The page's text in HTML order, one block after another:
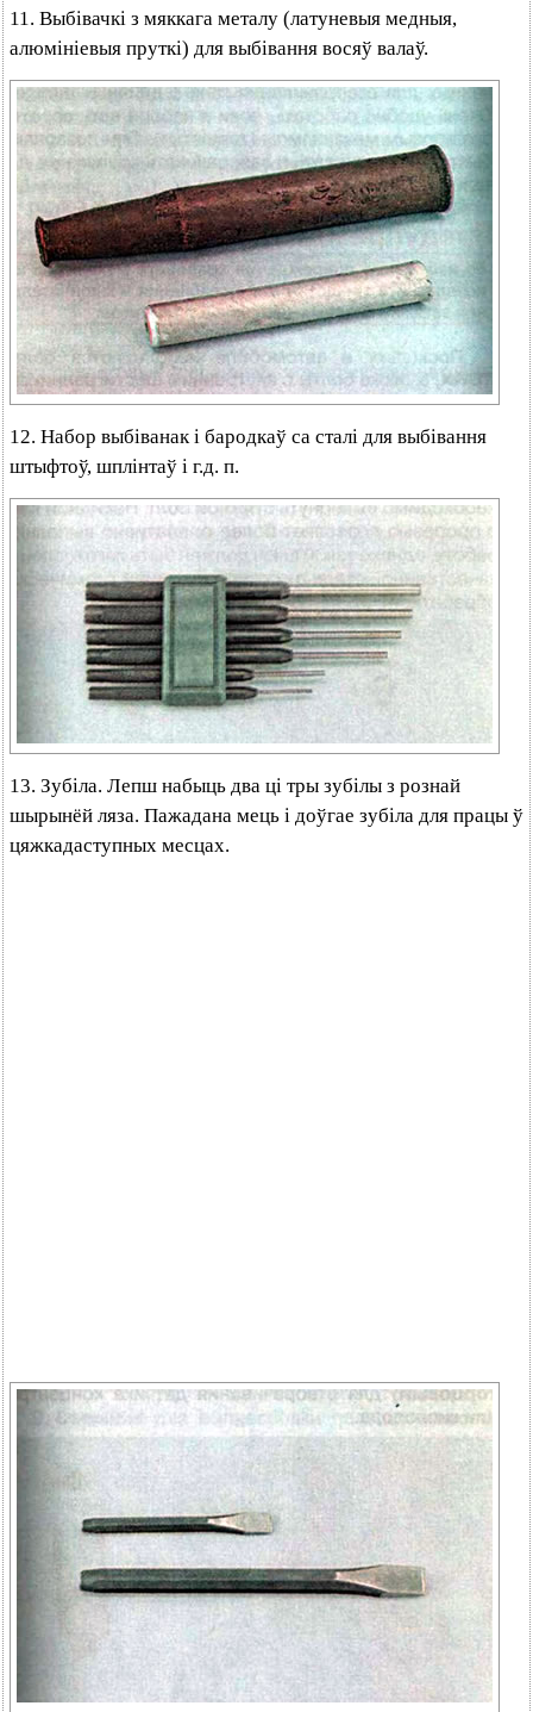
11. Выбівачкі з мяккага металу (латуневыя медныя,
алюмініевыя пруткі) для выбівання восяў валаў.
12. Набор выбіванак і бародкаў са сталі для выбівання
штыфтоў, шплінтаў і г.д. п.
13. Зубіла. Лепш набыць два ці тры зубілы з рознай
шырынёй ляза. Пажадана мець і доўгае зубіла для працы ў
цяжкадаступных месцах.